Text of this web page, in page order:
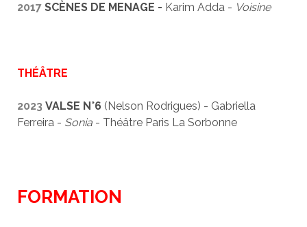
2017SCÈNES DE MENAGE - Karim Adda - Voisine
THÉÂTRE
2023 VALSE N°6(Nelson Rodrigues) - Gabriella
Ferreira - Sonia- Théâtre Paris La Sorbonne
FORMATION